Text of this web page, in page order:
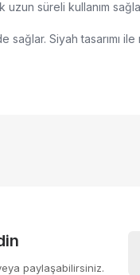
süreli kullanım
sağlar. Siyah tasarımı
paylaşabilirsiniz.